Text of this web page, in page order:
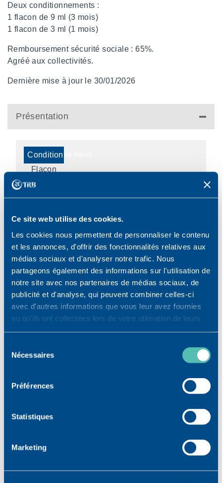
Ce site web utilise des cookies.
Les cookies nous permettent de personnaliser le contenu
et les annonces, d'offrir des fonctionnalités relatives aux
médias sociaux et d'analyser notre trafic. Nous
partageons également des informations sur l'utilisation de
notre site avec nos partenaires de médias sociaux, de
publicité et d'analyse, qui peuvent combiner celles-ci
avec d'autres informations que vous leur avez fournies
ou qu'ils ont collectées lors de votre utilisation de leurs
Nécessaires
Préférences
Statistiques
Marketing
Deux conditionnements :
1 flacon de 9 ml (3 mois)
1 flacon de 3 ml (1 mois)
Remboursement sécurité sociale : 65%.
Agréé aux collectivités.
Dernière mise à jour le 30/01/2026
Présentation
Flacon
Bimatoprost-
Timolol
3400930254493
Flacon
Bimatoprost-
Timolol